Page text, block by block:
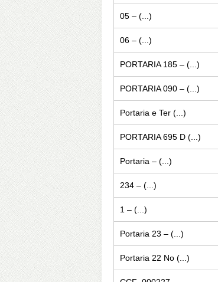
05 – (...)
06 – (...)
PORTARIA 185 – (...)
PORTARIA 090 – (...)
Portaria e Ter (...)
PORTARIA 695 D (...)
Portaria – (...)
234 – (...)
1 – (...)
Portaria 23 – (...)
Portaria 22 No (...)